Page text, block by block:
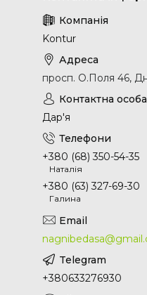
Kontur
просп. О.Поля 46,
Дар'я
+380 (68) 350-54-35
Наталія
+380 (63) 327-69-30
Галина
+380633276930